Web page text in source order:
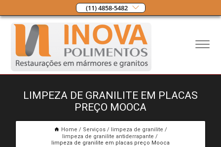
(11) 4858-5482
LIMPEZA DE GRANILITE EM PLACAS
PREÇO MOOCA
Home Serviços
limpeza de granilite
limpeza de granilite antiderrapante
limpeza de granilite em placas preço Mooca